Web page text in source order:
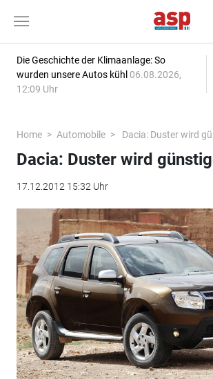
Die Geschichte der Klimaanlage: So
wurden unsere Autos kühl 06.08.2026,
12:09 Uhr
Home Automobile Dacia: Duster wird
Dacia: Duster wird
17.12.2012 15:32 Uhr